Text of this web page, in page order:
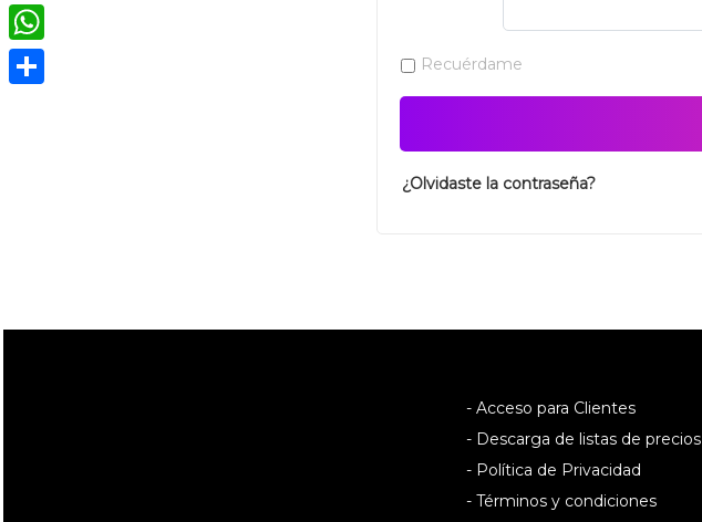
Recuérdame
¿Olvidaste la contraseña?
- Acceso para Clientes
- Descarga de listas de precios
- Política de Privacidad
- Términos y condiciones
Email
WhatsApp